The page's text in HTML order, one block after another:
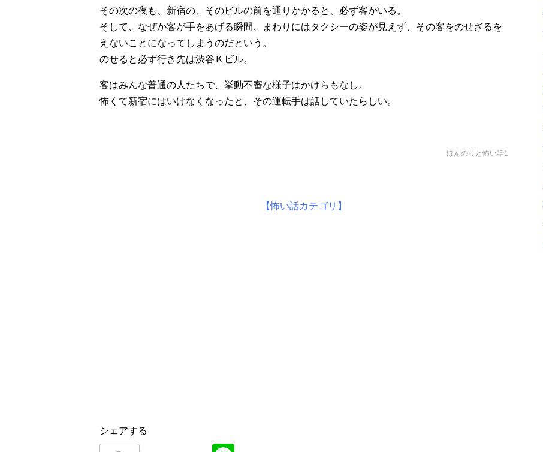
その次の夜も、新宿の、そのビルの前を通りかかると、必ず客がいる。
そして、なぜか客が手をあげる瞬間、まわりにはタクシーの姿が見えず、その客をのせざるを
えないことになってしまうのだという。
のせると必ず行き先は渋谷Ｋビル。
客はみんな普通の人たちで、挙動不審な様子はかけらもなし。
怖くて新宿にはいけなくなったと、その運転手は話していたらしい。
ほんのりと怖い話1
【怖い話カテゴリ】
シェアする